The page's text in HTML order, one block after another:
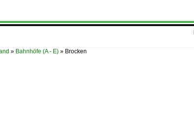
» Bahnhöfe (A - E) » Brocken